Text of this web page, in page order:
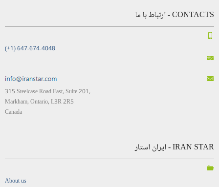
CONTACTS - ارتباط با ما
(+1) 647-674-4048
315 Steelcase Road East, Suite 201,
Markham, Ontario, L3R 2R5
Canada
IRAN STAR - ایران استار
About us